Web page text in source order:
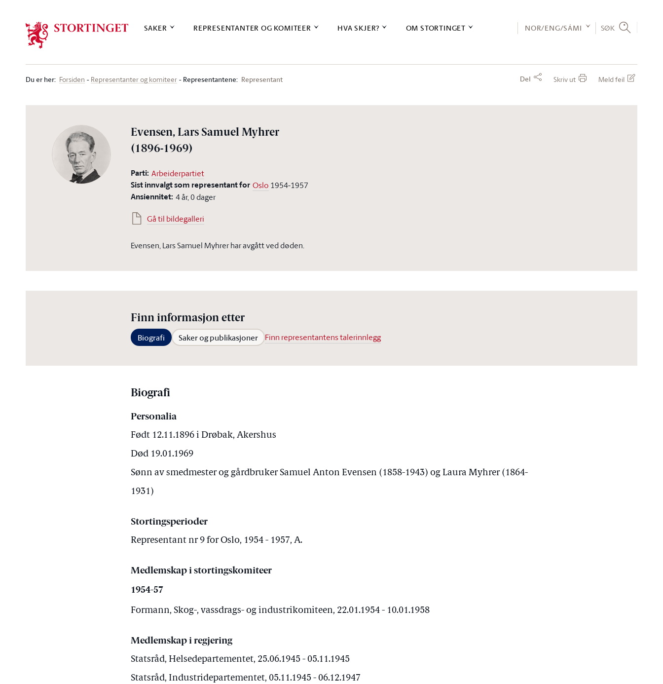
SAKER REPRESENTANTER OG KOMITEER HVA SKJER? OM STORTINGET NOR/ENG/SÁMI SØK
Du er her: Forsiden Representanter og komiteer Representantene: Representant Del Skriv ut Meld feil
Evensen, Lars Samuel Myhrer
(1896-1969)
Parti: Arbeiderpartiet
Sist innvalgt som representant for Oslo 1954-1957
Ansiennitet: 4 år, 0 dager
Gå til bildegalleri
Evensen, Lars Samuel Myhrer har avgått ved døden.
Finn informasjon etter
Biografi Saker og publikasjoner Finn representantens talerinnlegg
Biografi
Personalia
Født 12.11.1896 i Drøbak, Akershus
Død 19.01.1969
Sønn av smedmester og gårdbruker Samuel Anton Evensen (1858-1943) og Laura Myhrer (1864-
1931)
Stortingsperioder
Representant nr 9 for Oslo, 1954 - 1957, A.
Medlemskap i stortingskomiteer
1954-57
Formann, Skog-, vassdrags- og industrikomiteen, 22.01.1954 - 10.01.1958
Medlemskap i regjering
Statsråd, Helsedepartementet, 25.06.1945 - 05.11.1945
Statsråd, Industridepartementet, 05.11.1945 - 06.12.1947